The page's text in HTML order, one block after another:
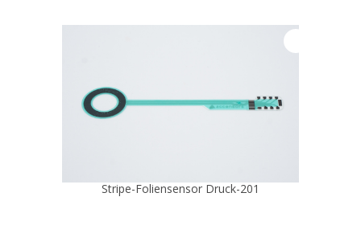
Stripe-Foliensensor Druck-201